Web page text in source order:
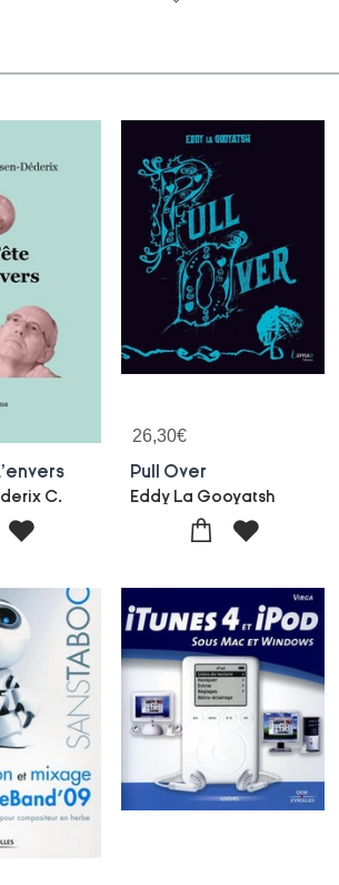
C.
26,30€
Pull Over
Eddy La Gooyatsh